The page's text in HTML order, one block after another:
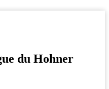
du Hohner